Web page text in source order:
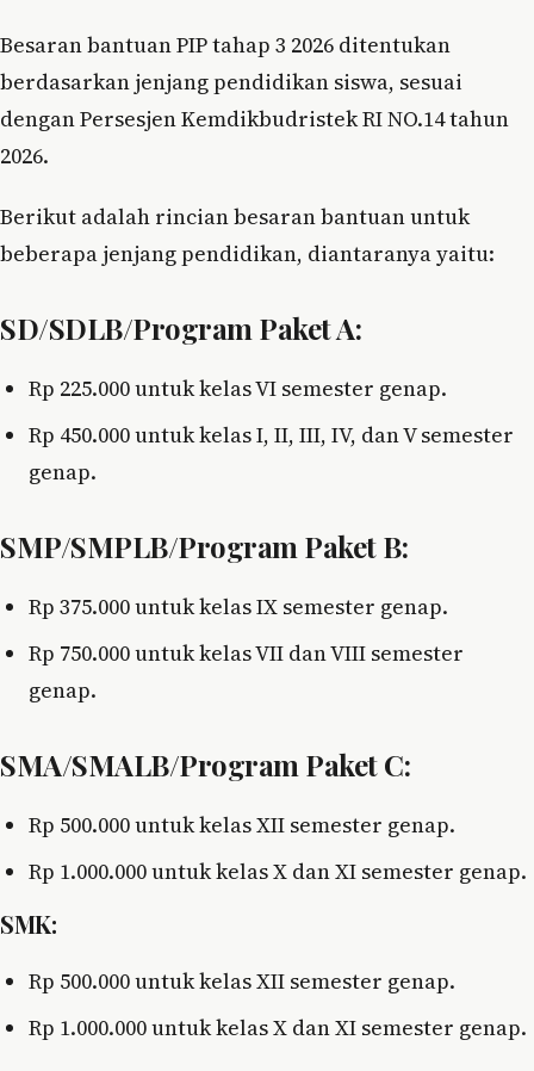
Besaran bantuan PIP tahap 3 2026 ditentukan
berdasarkan jenjang pendidikan siswa, sesuai
dengan Persesjen Kemdikbudristek RI NO.14 tahun
2026.
Berikut adalah rincian besaran bantuan untuk
beberapa jenjang pendidikan, diantaranya yaitu:
SD/SDLB/Program Paket A:
Rp 225.000 untuk kelas VI semester genap.
Rp 450.000 untuk kelas I, II, III, IV, dan V semester
genap.
SMP/SMPLB/Program Paket B:
Rp 375.000 untuk kelas IX semester genap.
Rp 750.000 untuk kelas VII dan VIII semester
genap.
SMA/SMALB/Program Paket C:
Rp 500.000 untuk kelas XII semester genap.
Rp 1.000.000 untuk kelas X dan XI semester genap.
SMK:
Rp 500.000 untuk kelas XII semester genap.
Rp 1.000.000 untuk kelas X dan XI semester genap.